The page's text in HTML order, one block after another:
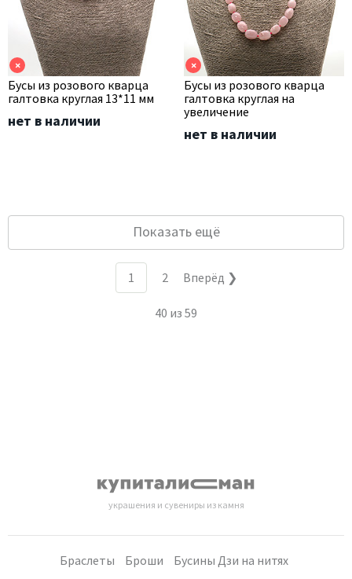
×
Бусы из розового кварца
галтовка круглая 13*11 мм
нет в наличии
×
Бусы из розового кварца
галтовка круглая на
увеличение
нет в наличии
Показать ещё
1 2 Вперёд ❯
40 из 59
украшения и сувениры из камня
Браслеты Броши
Бусины Дзи на нитях